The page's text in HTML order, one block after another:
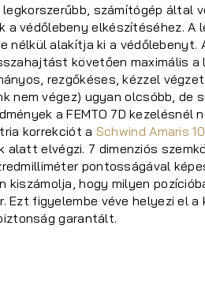
legkorszerűbb, számítógép által
védőlebeny elkészítéséhez. A
nélkül alakítja ki a védőlebenyt.
követően maximális a
rezgőkéses, kézzel
nem végez) ugyan olcsóbb, de
a FEMTO 7D kezelésnél
korrekciót a Schwind Amaris
alatt elvégzi. 7 dimenziós
pontosságával
hogy milyen
Ezt figyelembe véve helyezi el a
garantált.